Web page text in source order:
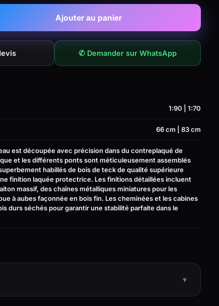
Ajouter au panier
✆ Demander sur WhatsApp
1:90 | 1:70
66 cm | 83 cm
est découpée avec précision dans du contreplaqué de
et les différents ponts sont méticuleusement assemblés
habillés de bois de teck de qualité supérieure
finition laquée protectrice. Les finitions détaillées incluent
massif, des chaînes métalliques miniatures pour les
à aubes façonnée en bois fin. Les cheminées et les cabines
durs séchés pour garantir une stabilité parfaite dans le
▼